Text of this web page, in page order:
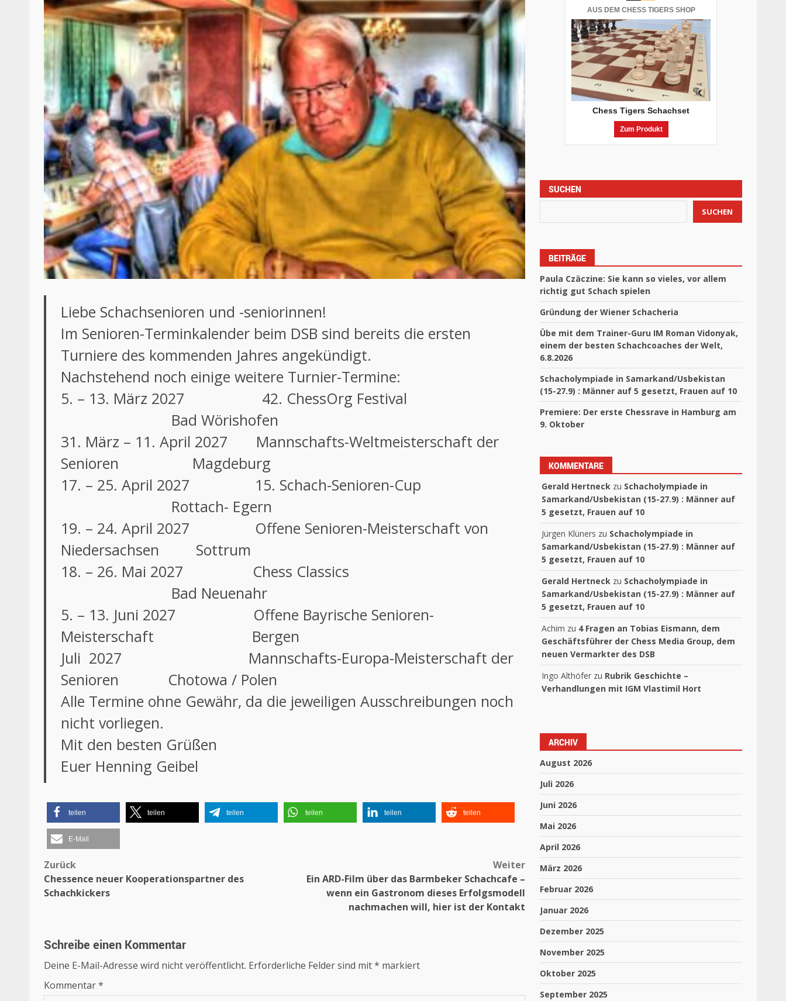
Liebe Schachsenioren und -seniorinnen!
Im Senioren-Terminkalender beim DSB sind bereits die ersten
Turniere des kommenden Jahres angekündigt.
Nachstehend noch einige weitere Turnier-Termine:
5. – 13. März 2027 42. ChessOrg Festival
Bad Wörishofen
31. März – 11. April 2027 Mannschafts-Weltmeisterschaft der
Senioren Magdeburg
17. – 25. April 2027 15. Schach-Senioren-Cup
Rottach- Egern
19. – 24. April 2027 Offene Senioren-Meisterschaft von
Niedersachsen Sottrum
18. – 26. Mai 2027 Chess Classics
Bad Neuenahr
5. – 13. Juni 2027 Offene Bayrische Senioren-
Meisterschaft Bergen
Juli 2027 Mannschafts-Europa-Meisterschaft der
Senioren Chotowa / Polen
Alle Termine ohne Gewähr, da die jeweiligen Ausschreibungen noch
nicht vorliegen.
Mit den besten Grüßen
Euer Henning Geibel
teilen teilen teilen teilen teilen teilen
E-Mail
Beitragsnavigation
Zurück
Chessence neuer Kooperationspartner des
Schachkickers
Weiter
Ein ARD-Film über das Barmbeker Schachcafe –
wenn ein Gastronom dieses Erfolgsmodell
nachmachen will, hier ist der Kontakt
Schreibe einen Kommentar
Deine E-Mail-Adresse wird nicht veröffentlicht. Erforderliche Felder sind mit* markiert
Kommentar*
AUS DEM CHESS TIGERS SHOP
Chess Tigers Schachset
Zum Produkt
SUCHEN
SUCHEN
BEITRÄGE
Paula Czäczine: Sie kann so vieles, vor allem
richtig gut Schach spielen
Gründung der Wiener Schacheria
Übe mit dem Trainer-Guru IM Roman Vidonyak,
einem der besten Schachcoaches der Welt,
6.8.2026
Schacholympiade in Samarkand/Usbekistan
(15-27.9) : Männer auf 5 gesetzt, Frauen auf 10
Premiere: Der erste Chessrave in Hamburg am
9. Oktober
KOMMENTARE
Gerald Hertneck zu Schacholympiade in
Samarkand/Usbekistan (15-27.9) : Männer auf
5 gesetzt, Frauen auf 10
Jürgen Klüners zu Schacholympiade in
Samarkand/Usbekistan (15-27.9) : Männer auf
5 gesetzt, Frauen auf 10
Gerald Hertneck zu Schacholympiade in
Samarkand/Usbekistan (15-27.9) : Männer auf
5 gesetzt, Frauen auf 10
Achim zu 4 Fragen an Tobias Eismann, dem
Geschäftsführer der Chess Media Group, dem
neuen Vermarkter des DSB
Ingo Althöfer zu Rubrik Geschichte –
Verhandlungen mit IGM Vlastimil Hort
ARCHIV
August 2026
Juli 2026
Juni 2026
Mai 2026
April 2026
März 2026
Februar 2026
Januar 2026
Dezember 2025
November 2025
Oktober 2025
September 2025